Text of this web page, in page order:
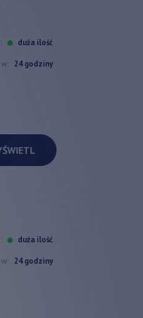
duża ilość
24 godziny
duża ilość
24 godziny